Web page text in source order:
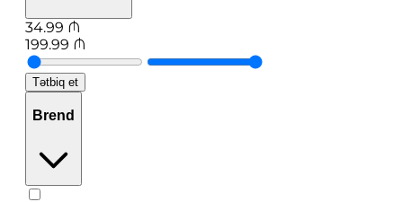
34.99 ₼
199.99 ₼
Tətbiq et
Brend